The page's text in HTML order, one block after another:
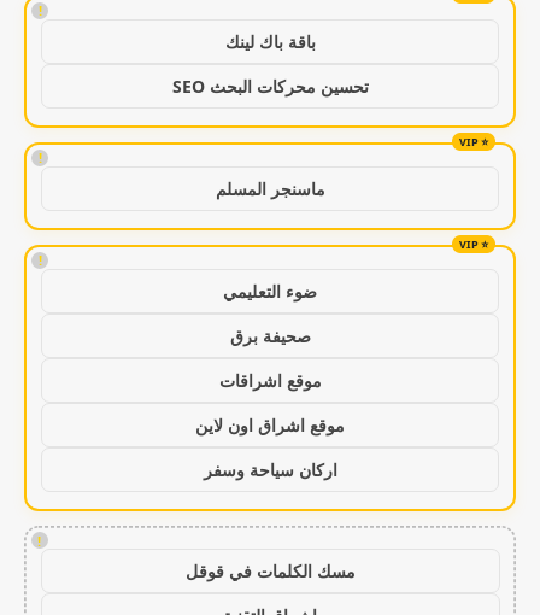
!
باقة باك لينك
تحسين محركات البحث SEO
!
ماسنجر المسلم
!
ضوء التعليمي
صحيفة برق
موقع اشراقات
موقع اشراق اون لاين
اركان سياحة وسفر
!
مسك الكلمات في قوقل